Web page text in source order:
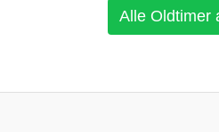
Alle Oldtimer